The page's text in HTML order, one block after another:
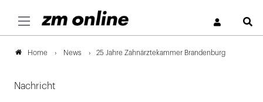
Home News 25 Jahre Zahnärztekammer Brandenburg
Nachricht